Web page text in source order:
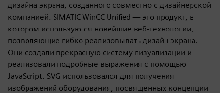
дизайна экрана, созданного совместно с дизайнерской
компанией. SIMATIC WinCC Unified — это продукт, в
котором используются новейшие веб-технологии,
позволяющие гибко реализовывать дизайн экрана.
Они создали прекрасную систему визуализации и
реализовали подробные выражения с помощью
JavaScript. SVG использовался для получения
изображений оборудования, посвященных концепции